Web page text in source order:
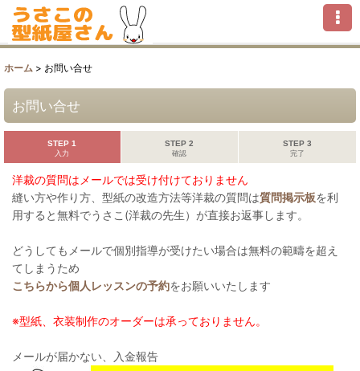
ホーム > お問い合せ
お問い合せ
STEP 1
入力
STEP 2
確認
STEP 3
完了
洋裁の質問はメールでは受け付けておりません
縫い方や作り方、型紙の改造方法等洋裁の質問は質問掲示板を利
用すると無料でうさこ(洋裁の先生）が直接お返事します。
どうしてもメールで個別指導が受けたい場合は無料の範疇を超え
てしまうため
こちらから個人レッスンの予約をお願いいたします
※型紙、衣装制作のオーダーは承っておりません。
メールが届かない、入金報告